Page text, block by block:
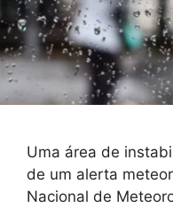
Uma área de
de um alerta
Nacional de